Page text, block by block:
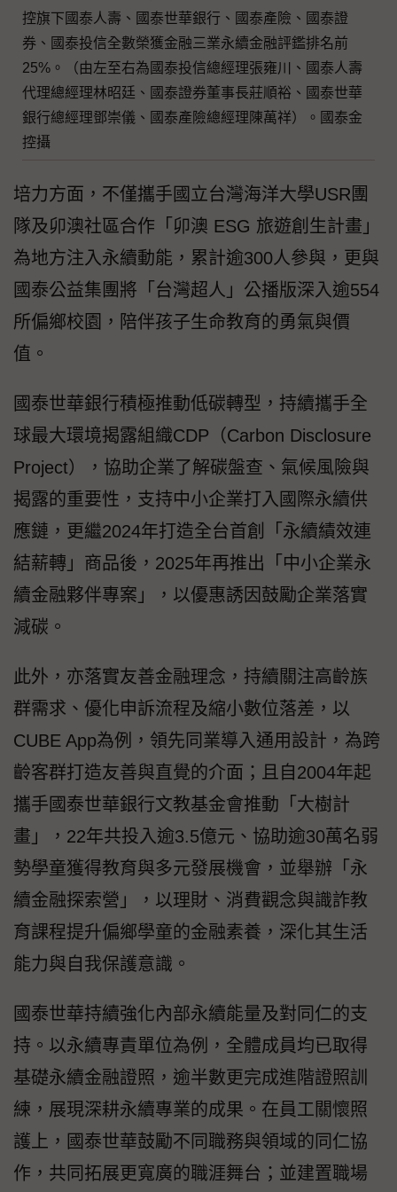
控旗下國泰人壽、國泰世華銀行、國泰產險、國泰證
券、國泰投信全數榮獲金融三業永續金融評鑑排名前
25%。（由左至右為國泰投信總經理張雍川、國泰人壽
代理總經理林昭廷、國泰證券董事長莊順裕、國泰世華
銀行總經理鄧崇儀、國泰產險總經理陳萬祥）。國泰金
控攝
培力方面，不僅攜手國立台灣海洋大學USR團
隊及卯澳社區合作「卯澳 ESG 旅遊創生計畫」
為地方注入永續動能，累計逾300人參與，更與
國泰公益集團將「台灣超人」公播版深入逾554
所偏鄉校園，陪伴孩子生命教育的勇氣與價
值。
國泰世華銀行積極推動低碳轉型，持續攜手全
球最大環境揭露組織CDP（Carbon Disclosure
Project），協助企業了解碳盤查、氣候風險與
揭露的重要性，支持中小企業打入國際永續供
應鏈，更繼2024年打造全台首創「永續績效連
結薪轉」商品後，2025年再推出「中小企業永
續金融夥伴專案」，以優惠誘因鼓勵企業落實
減碳。
此外，亦落實友善金融理念，持續關注高齡族
群需求、優化申訴流程及縮小數位落差，以
CUBE App為例，領先同業導入通用設計，為跨
齡客群打造友善與直覺的介面；且自2004年起
攜手國泰世華銀行文教基金會推動「大樹計
畫」，22年共投入逾3.5億元、協助逾30萬名弱
勢學童獲得教育與多元發展機會，並舉辦「永
續金融探索營」，以理財、消費觀念與識詐教
育課程提升偏鄉學童的金融素養，深化其生活
能力與自我保護意識。
國泰世華持續強化內部永續能量及對同仁的支
持。以永續專責單位為例，全體成員均已取得
基礎永續金融證照，逾半數更完成進階證照訓
練，展現深耕永續專業的成果。在員工關懷照
護上，國泰世華鼓勵不同職務與領域的同仁協
作，共同拓展更寬廣的職涯舞台；並建置職場